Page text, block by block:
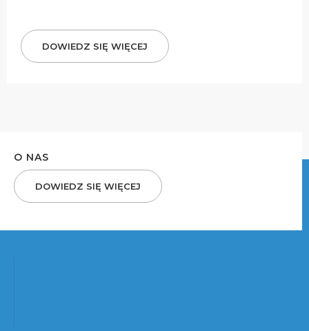
DOWIEDZ SIĘ WIĘCEJ
O NAS
DOWIEDZ SIĘ WIĘCEJ